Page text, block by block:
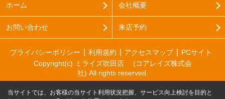
ホーム 会社概要
お問い合わせ 来店予約
プライバシーポリシー 利用規約 アクセスマップ
PCサイト
Copyright(c) ミライズ吹田店 (コアレイズ株式会
社) All rights reserved.
当サイトでは、お客様の当サイト利用状況把握、サービス向上検討を目的と